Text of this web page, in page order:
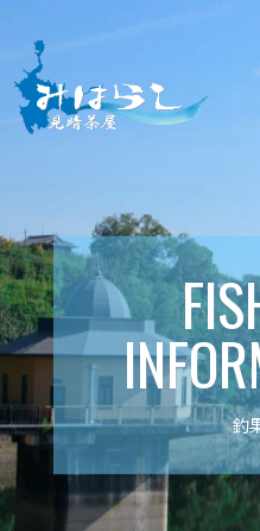
content
釣